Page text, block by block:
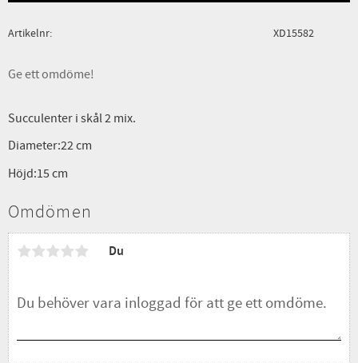
Artikelnr XD15582
Ge ett omdöme!
Succulenter i skål 2 mix.
Diameter:22 cm
Höjd:15 cm
Omdömen
Du